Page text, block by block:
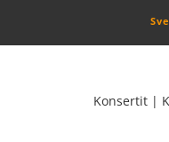
Konsertit |